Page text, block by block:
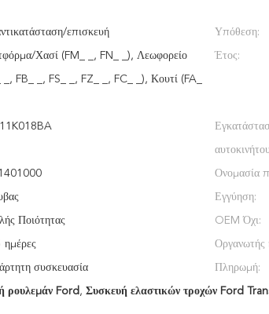
επισκευή Υπόθεση:
Χασί (FM_ _, FN_ _), Λεωφορείο
_, FB_ _, FS_ _, FZ_ _, FC_ _), Κουτί (FA_
Έτος:
Ονομασία
Εγγύηση:
Ποιότητας OEM Όχι:
ημέρες Οργανωτής
συσκευασία Πληρωμή:
ρουλεμάν Ford , Συσκευή ελαστικών τροχών Ford